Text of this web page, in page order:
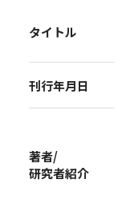
タイトル
刊行年月日
著者/
研究者紹介